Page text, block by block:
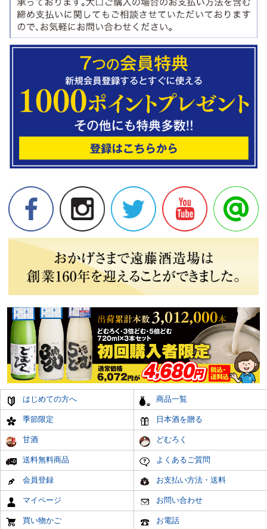
はじめての方へ 商品一覧
季節限定 日本酒を贈る
甘酒 どむろく
送料無料商品 よくあるご質問
会員登録 お支払い方法・送料
マイページ お問い合わせ
買い物かご お電話